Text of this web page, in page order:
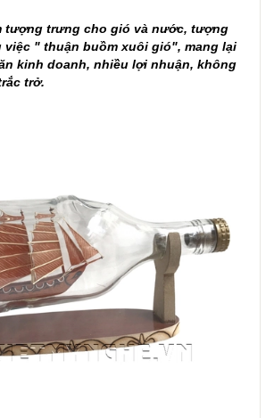
tượng trưng cho gió và nước, tượng
" thuận buồm xuôi gió", mang lại
kinh doanh, nhiều lợi nhuận, không
trở.